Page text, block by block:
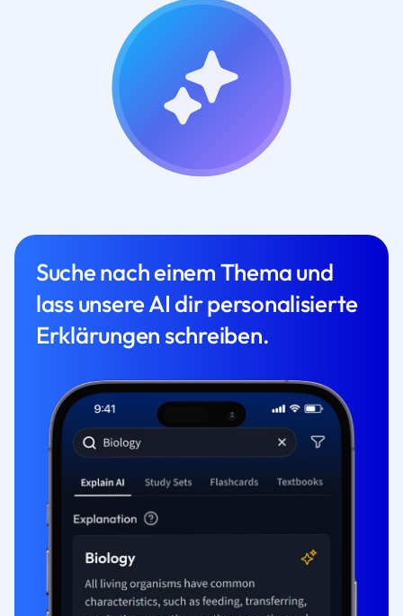
Suche nach einem Thema und
lass unsere AI dir personalisierte
Erklärungen schreiben.